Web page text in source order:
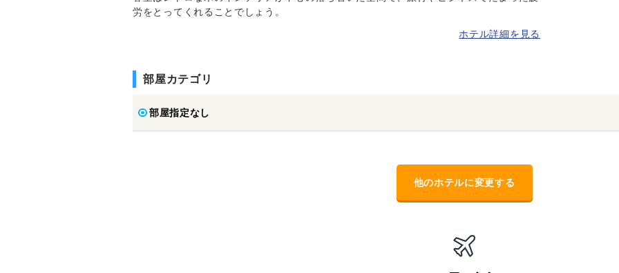
労をとってくれることでしょう。
ホテル詳細を見る
部屋カテゴリ
部屋指定なし
他のホテルに変更する